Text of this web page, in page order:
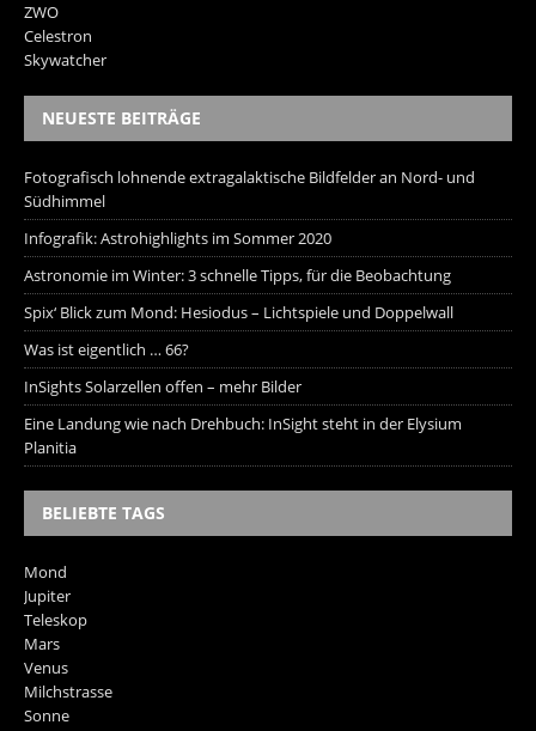
ZWO
Celestron
Skywatcher
NEUESTE BEITRÄGE
Fotografisch lohnende extragalaktische Bildfelder an Nord- und
Südhimmel
Infografik: Astrohighlights im Sommer 2020
Astronomie im Winter: 3 schnelle Tipps, für die Beobachtung
Spix‘ Blick zum Mond: Hesiodus – Lichtspiele und Doppelwall
Was ist eigentlich … 66?
InSights Solarzellen offen – mehr Bilder
Eine Landung wie nach Drehbuch: InSight steht in der Elysium
Planitia
BELIEBTE TAGS
Mond
Jupiter
Teleskop
Mars
Venus
Milchstrasse
Sonne